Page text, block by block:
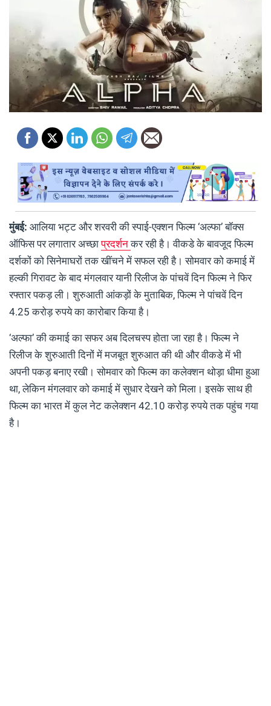
मुंबई: आलिया भट्ट और शरवरी की स्पाई-एक्शन फिल्म ‘अल्फा’ बॉक्स
ऑफिस पर लगातार अच्छाप्रदर्शनकर रही है। वीकडे के बावजूद फिल्म
दर्शकों को सिनेमाघरों तक खींचने में सफल रही है। सोमवार को कमाई में
हल्की गिरावट के बाद मंगलवार यानी रिलीज के पांचवें दिन फिल्म ने फिर
रफ्तार पकड़ ली। शुरुआती आंकड़ों के मुताबिक, फिल्म ने पांचवें दिन
4.25 करोड़ रुपये का कारोबार किया है।
‘अल्फा’ की कमाई का सफर अब दिलचस्प होता जा रहा है। फिल्म ने
रिलीज के शुरुआती दिनों में मजबूत शुरुआत की थी और वीकडे में भी
अपनी पकड़ बनाए रखी। सोमवार को फिल्म का कलेक्शन थोड़ा धीमा हुआ
था, लेकिन मंगलवार को कमाई में सुधार देखने को मिला। इसके साथ ही
फिल्म का भारत में कुल नेट कलेक्शन 42.10 करोड़ रुपये तक पहुंच गया
है।